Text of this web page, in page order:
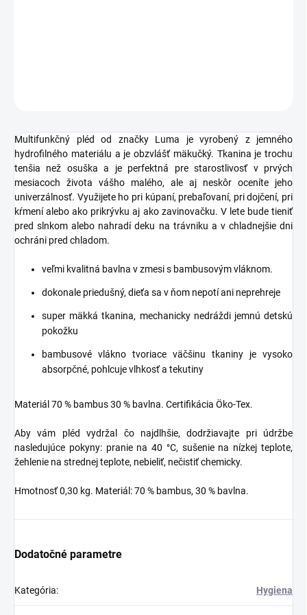
Multifunkčný pléd od značky Luma je vyrobený z jemného
hydrofilného materiálu a je obzvlášť mäkučký. Tkanina je trochu
tenšia než osuška a je perfektná pre starostlivosť v prvých
mesiacoch života vášho malého, ale aj neskôr oceníte jeho
univerzálnosť. Využijete ho pri kúpaní, prebaľovaní, pri dojčení, pri
kŕmení alebo ako prikrývku aj ako zavinovačku. V lete bude tieniť
pred slnkom alebo nahradí deku na trávniku a v chladnejšie dni
ochráni pred chladom.
veľmi kvalitná bavlna v zmesi s bambusovým vláknom.
dokonale priedušný, dieťa sa v ňom nepotí ani neprehreje
super mäkká tkanina, mechanicky nedráždi jemnú detskú
pokožku
bambusové vlákno tvoriace väčšinu tkaniny je vysoko
absorpčné, pohlcuje vlhkosť a tekutiny
Materiál 70 % bambus 30 % bavlna. Certifikácia Öko-Tex.
Aby vám pléd vydržal čo najdlhšie, dodržiavajte pri údržbe
nasledujúce pokyny: pranie na 40 °C, sušenie na nízkej teplote,
žehlenie na strednej teplote, nebieliť, nečistiť chemicky.
Hmotnosť 0,30 kg. Materiál :70 % bambus, 30 % bavlna.
Dodatočné parametre
Kategória: Hygiena